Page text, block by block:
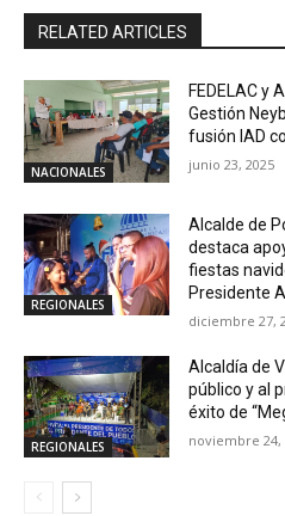
RELATED ARTICLES
NACIONALES
FEDELAC y
Gestión
fusión IAD
junio 23, 2025
REGIONALES
Alcalde de
destaca
fiestas
Presidente
diciembre 27,
REGIONALES
Alcaldía de
público y al
éxito de
noviembre 24,